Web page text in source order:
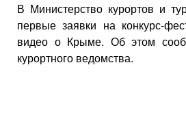
В Министерство курортов и
первые заявки на конкурс-
видео о Крыме. Об этом
курортного ведомства.